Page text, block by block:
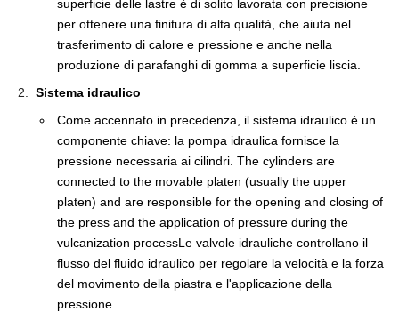
superficie delle lastre è di solito lavorata con precisione
per ottenere una finitura di alta qualità, che aiuta nel
trasferimento di calore e pressione e anche nella
produzione di parafanghi di gomma a superficie liscia.
Sistema idraulico
Come accennato in precedenza, il sistema idraulico è un
componente chiave: la pompa idraulica fornisce la
pressione necessaria ai cilindri. The cylinders are
connected to the movable platen (usually the upper
platen) and are responsible for the opening and closing of
the press and the application of pressure during the
vulcanization processLe valvole idrauliche controllano il
flusso del fluido idraulico per regolare la velocità e la forza
del movimento della piastra e l'applicazione della
pressione.